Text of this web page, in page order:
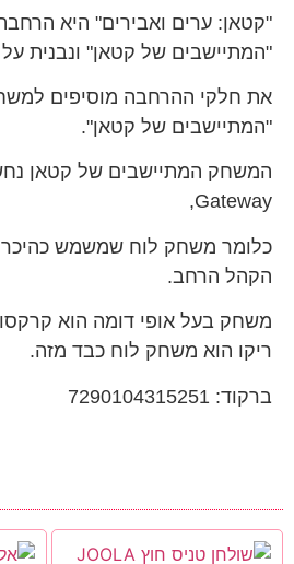
"קטאן: ערים ואבירים" היא
"המתיישבים של קטאן" ונבנית
את חלקי ההרחבה מוסיפים
"המתיישבים של קטאן".
המשחק המתיישבים של קטאן
Gateway,
כלומר משחק לוח שמשמש
הקהל הרחב.
משחק בעל אופי דומה הוא
ריקו הוא משחק לוח כבד מזה.
ברקוד: 7290104315251